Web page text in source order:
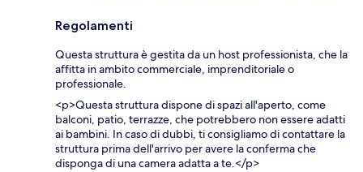
Regolamenti
Questa struttura è gestita da un host professionista, che la
affitta in ambito commerciale, imprenditoriale o
professionale.
<p>Questa struttura dispone di spazi all'aperto, come
balconi, patio, terrazze, che potrebbero non essere adatti
ai bambini. In caso di dubbi, ti consigliamo di contattare la
struttura prima dell'arrivo per avere la conferma che
disponga di una camera adatta a te.</p>